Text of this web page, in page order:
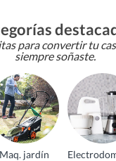
para convertir tu
siempre soñaste.
Maq. jardín